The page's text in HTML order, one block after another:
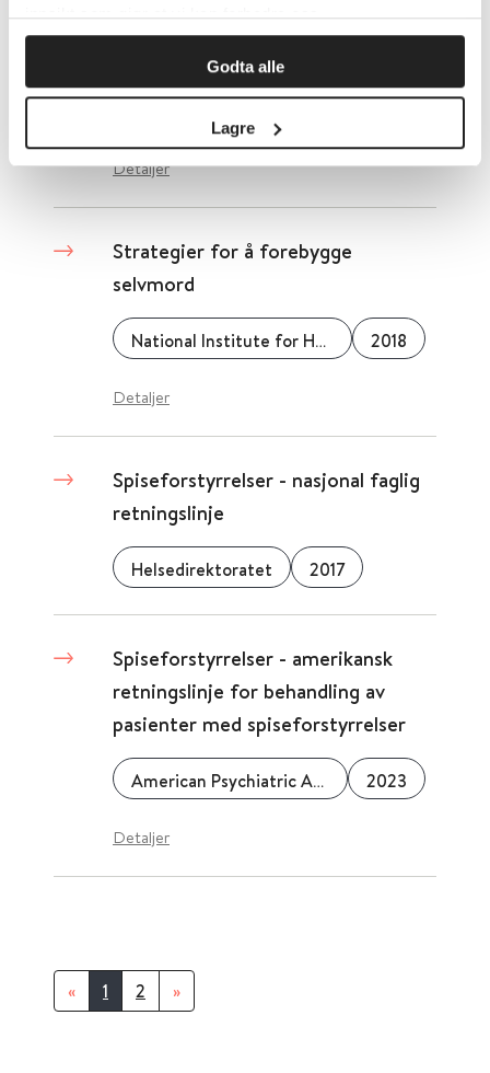
innsikt som gjør at vi kan forbedre oss.
Godta alle
Lagre
for innsikt, forståelse og kunnskap
om tilrettelegging
Detaljer
Strategier for å forebygge
selvmord
National Institute for Health and Care Excellence (NICE) 2018
Detaljer
Spiseforstyrrelser - nasjonal faglig
retningslinje
Helsedirektoratet 2017
Spiseforstyrrelser - amerikansk
retningslinje for behandling av
pasienter med spiseforstyrrelser
American Psychiatric Association 2023
Detaljer
« 1 2 »